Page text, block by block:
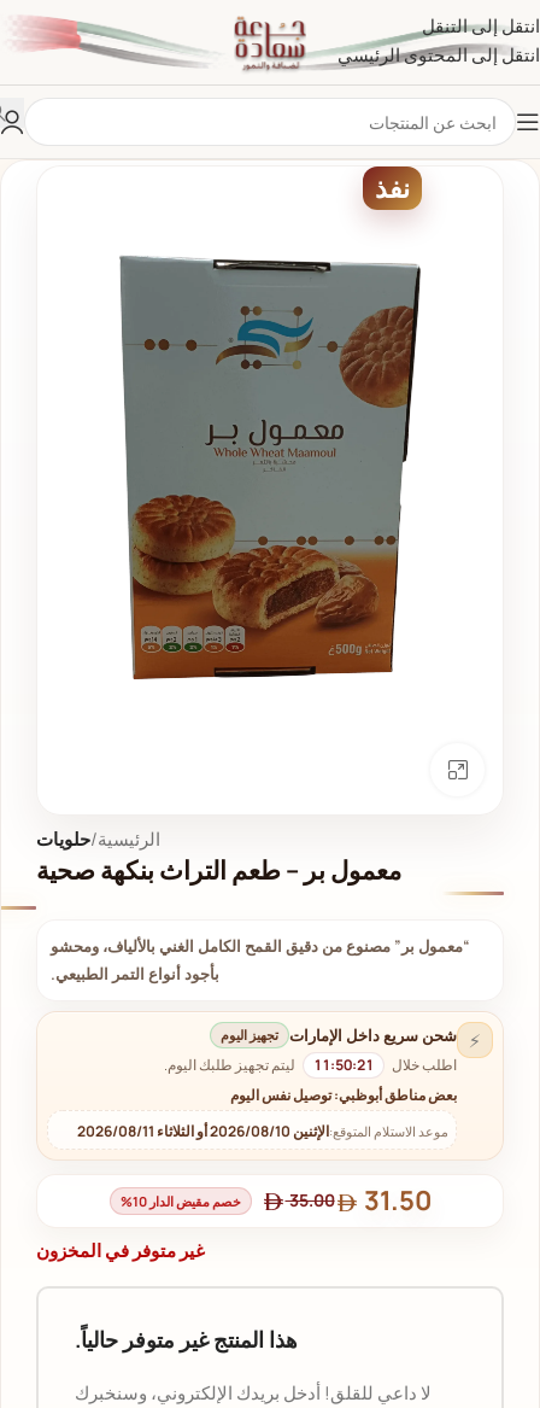
انتقل إلى التنقل
انتقل إلى المحتوى الرئيسي
نفذ
الرئيسية حلويات
معمول بر – طعم التراث بنكهة صحية
“معمول بر” مصنوع من دقيق القمح الكامل الغني بالألياف، ومحشو
بأجود أنواع التمر الطبيعي.
⚡ شحن سريع داخل الإمارات تجهيز اليوم
اطلب خلال 11:50:21
ليتم تجهيز طلبك اليوم.
بعض مناطق أبوظبي: توصيل نفس اليوم
موعد الاستلام المتوقع:الإثنين 2026/08/10 أو الثلاثاء 2026/08/11
35.00 31.50 خصم مقيض الدار 10%
غير متوفر في المخزون
هذا المنتج غير متوفر حالياً.
لا داعي للقلق! أدخل بريدك الإلكتروني، وسنخبرك